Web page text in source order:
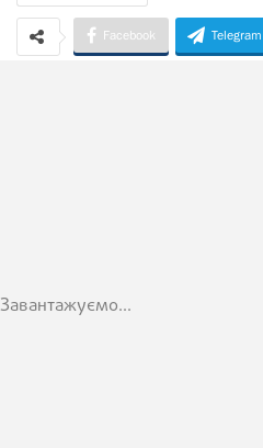
Facebook Telegram
Завантажуємо...